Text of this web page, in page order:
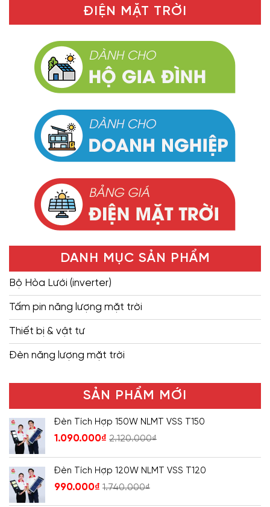
ĐIỆN MẶT TRỜI
DANH MỤC SẢN PHẨM
Bộ Hòa Lưới (inverter)
Tấm pin năng lượng mặt trời
Thiết bị & vật tư
Đèn năng lượng mặt trời
SẢN PHẨM MỚI
Đèn Tích Hợp 150W NLMT VSS T150
1.090.000₫ 2.120.000₫
Đèn Tích Hợp 120W NLMT VSS T120
990.000₫ 1.740.000₫